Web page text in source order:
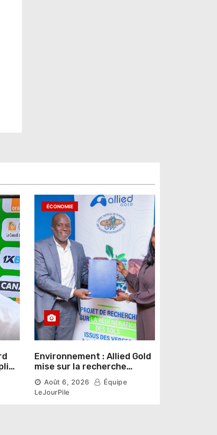
ÉCONOMIE
Environnement : Allied Gold
mise sur la recherche
scientifique pour restaurer
les sols de ses sites miniers
Août 6, 2026
Équipe
LeJourPile